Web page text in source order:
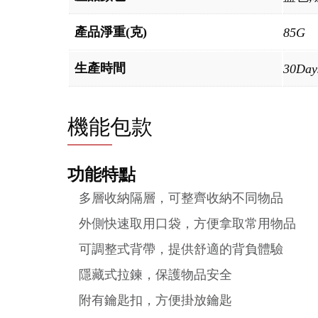
產品淨重(克) 85G
生產時間
機能包款
功能特點
多層收納隔層，可整齊收納不同物品
外側快速取用口袋，方便拿取常用物品
可調整式背帶，提供舒適的背負體驗
隱藏式拉鍊，保護物品安全
附有鑰匙扣，方便掛放鑰匙